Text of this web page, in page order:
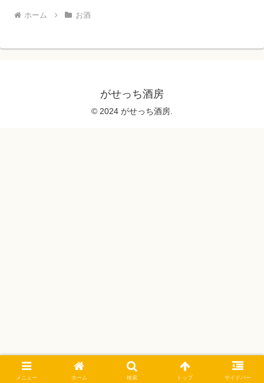
ホーム お酒
がせっち酒房
© 2024 がせっち酒房.
メニュー ホーム 検索 トップ サイドバー